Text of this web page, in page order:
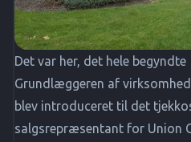
Det var her, det hele begyndte
Grundlæggeren af
blev introduceret til det
salgsrepræsentant for Union